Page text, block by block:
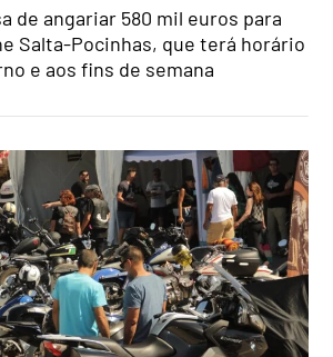
de angariar 580 mil euros para
Salta-Pocinhas, que terá horário
e aos fins de semana